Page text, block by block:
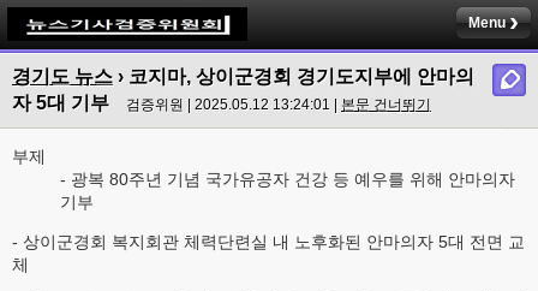
Menu
경기도 뉴스 › 코지마, 상이군경회 경기도지부에 안마의
자 5대 기부
검증위원 | 2025.05.12 13:24:01 | 본문 건너뛰기
부제
- 광복 80주년 기념 국가유공자 건강 등 예우를 위해 안마의자
기부
- 상이군경회 복지회관 체력단련실 내 노후화된 안마의자 5대 전면 교
체